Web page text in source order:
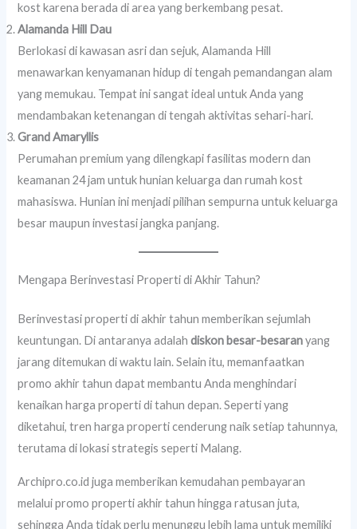
kost karena berada di area yang berkembang pesat.
Alamanda Hill Dau
Berlokasi di kawasan asri dan sejuk, Alamanda Hill
menawarkan kenyamanan hidup di tengah pemandangan alam
yang memukau. Tempat ini sangat ideal untuk Anda yang
mendambakan ketenangan di tengah aktivitas sehari-hari.
Grand Amaryllis
Perumahan premium yang dilengkapi fasilitas modern dan
keamanan 24 jam untuk hunian keluarga dan rumah kost
mahasiswa. Hunian ini menjadi pilihan sempurna untuk keluarga
besar maupun investasi jangka panjang.
Mengapa Berinvestasi Properti di Akhir Tahun?
Berinvestasi properti di akhir tahun memberikan sejumlah
keuntungan. Di antaranya adalahdiskon besar-besaranyang
jarang ditemukan di waktu lain. Selain itu, memanfaatkan
promo akhir tahun dapat membantu Anda menghindari
kenaikan harga properti di tahun depan. Seperti yang
diketahui, tren harga properti cenderung naik setiap tahunnya,
terutama di lokasi strategis seperti Malang.
Archipro.co.id juga memberikan kemudahan pembayaran
melalui promo properti akhir tahun hingga ratusan juta,
sehingga Anda tidak perlu menunggu lebih lama untuk memiliki